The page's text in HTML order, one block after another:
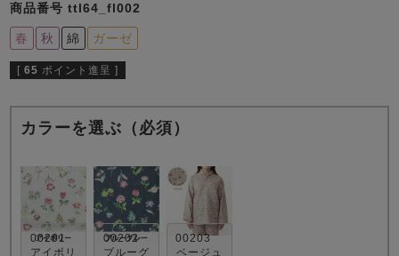
ガールズ上着
ガールズ
商品番号 ttl64_fl002
春 秋 綿 ガーゼ
[ 65 ポイント進呈 ]
カラーを選ぶ（必須）
00201
アイボリ
00202
ブルーグ
00203
ベージュ